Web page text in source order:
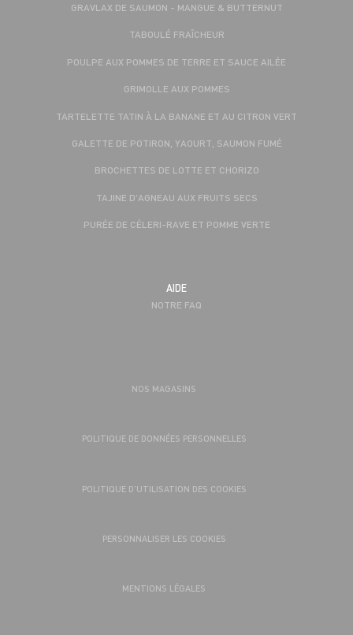
GRAVLAX DE SAUMON - MANGUE & BUTTERNUT
TABOULÉ FRAÎCHEUR
POULPE AUX POMMES DE TERRE ET SAUCE AILÉE
GRIMOLLE AUX POMMES
TARTELETTE TATIN À LA BANANE ET AU CITRON VERT
GALETTE DE POTIRON, YAOURT, SAUMON FUMÉ
BROCHETTES DE LOTTE ET CHORIZO
TAJINE D'AGNEAU AUX FRUITS SECS
PURÉE DE CÉLERI-RAVE ET POMME VERTE
AIDE
NOTRE FAQ
NOS MAGASINS
POLITIQUE DE DONNÉES PERSONNELLES
POLITIQUE D’UTILISATION DES COOKIES
PERSONNALISER LES COOKIES
MENTIONS LÉGALES